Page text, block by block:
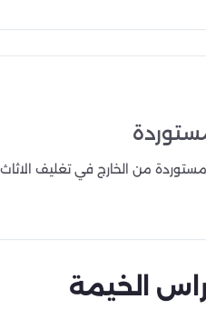
من الخارج في تغليف الاثاث
الخيمة